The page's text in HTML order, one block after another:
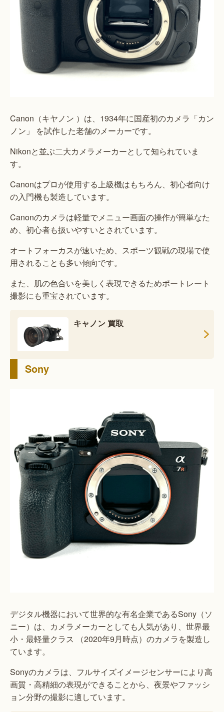
Canon（キヤノン ）は、1934年に国産初のカメラ「カン
ノン」 を試作した老舗のメーカーです。
Nikonと並ぶ二大カメラメーカーとして知られていま
す。
Canonはプロが使用する上級機はもちろん、初心者向け
の入門機も製造しています。
Canonのカメラは軽量でメニュー画面の操作が簡単なた
め、初心者も扱いやすいとされています。
オートフォーカスが速いため、スポーツ観戦の現場で使
用されることも多い傾向です。
また、肌の色合いを美しく表現できるためポートレート
撮影にも重宝されています。
キャノン 買取
Sony
デジタル機器において世界的な有名企業であるSony（ソ
ニー）は、カメラメーカーとしても人気があり、世界最
小・最軽量クラス （2020年9月時点）のカメラを製造し
ています。
Sonyのカメラは、フルサイズイメージセンサーにより高
画質・高精細の表現ができることから、夜景やファッシ
ョン分野の撮影に適しています。